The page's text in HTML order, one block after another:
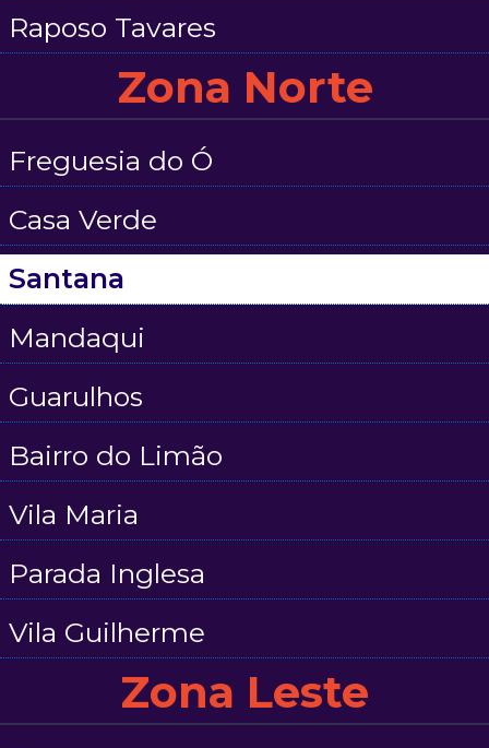
Raposo Tavares
Zona Norte
Freguesia do Ó
Casa Verde
Santana
Mandaqui
Guarulhos
Bairro do Limão
Vila Maria
Parada Inglesa
Vila Guilherme
Zona Leste